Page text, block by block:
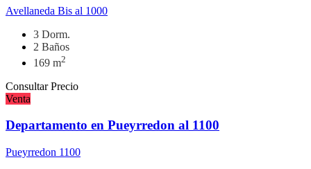
Avellaneda Bis al 1000
3 Dorm.
2 Baños
169 m2
Consultar Precio
Venta
Departamento en Pueyrredon al 1100
Pueyrredon 1100